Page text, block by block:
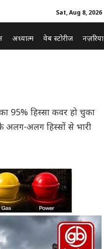
Sat, Aug 8, 2026
अध्यात्म वेब स्टोरीज नज़रिया
95% हिस्सा कवर हो चुका
अलग-अलग हिस्सों से भारी